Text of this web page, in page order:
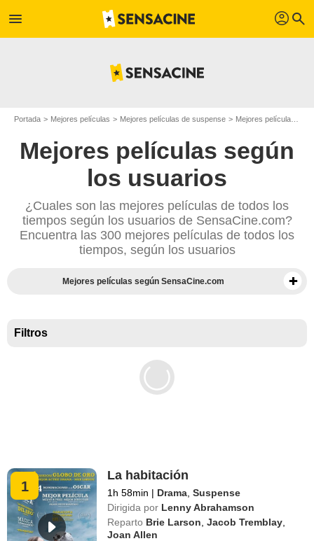
menu profil search
Portada Mejores películas Mejores películas de suspense Mejores películas de 2015
Mejores películas según
los usuarios
¿Cuales son las mejores películas de todos los
tiempos según los usuarios de SensaCine.com?
Encuentra las 300 mejores películas de todos los
tiempos, según los usuarios
Mejores películas según SensaCine.com
Filtros
1
La habitación
1h 58min | Drama ,Suspense
Dirigida por Lenny Abrahamson
Reparto Brie Larson ,Jacob Tremblay
Joan Allen